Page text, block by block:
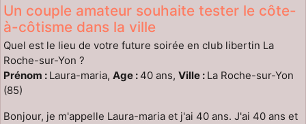
Un couple amateur souhaite tester le côte-
à-côtisme dans la ville
Quel est le lieu de votre future soirée en club libertin La
Roche-sur-Yon ?
Prénom : Laura-maria, Age : 40 ans, Ville : La Roche-sur-Yon
(85)
Bonjour, je m'appelle Laura-maria et j'ai 40 ans. J'ai 40 ans et